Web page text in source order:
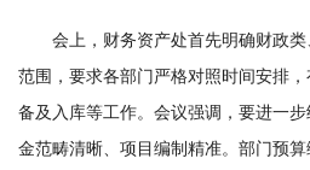
况
科
会上，财务资产处首先明确财政
范围，要求各部门严格对照时间安排
备及入库等工作。会议强调，要进一
金范畴清晰、项目编制精准。部门预